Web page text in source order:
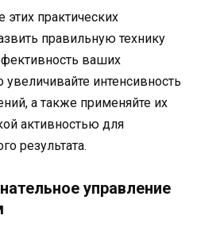
практических
правильную технику
ваших
интенсивность
а также применяйте их
активностью для
результата.
управление